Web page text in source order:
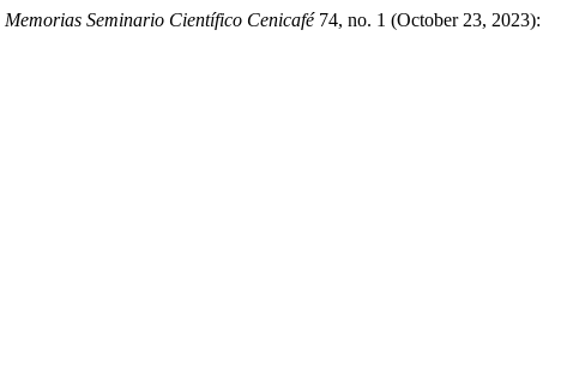
Memorias Seminario Científico Cenicafé74, no. 1 (October 23, 2023):